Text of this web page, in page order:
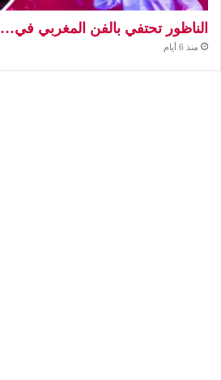
الناظور تحتفي بالفن المغربي في…
منذ 6 أيام